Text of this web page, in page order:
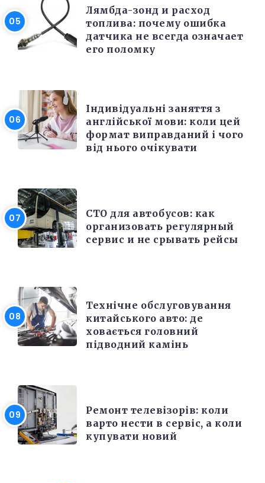
Лямбда-зонд и расход
топлива: почему ошибка
датчика не всегда означает
его поломку
Індивідуальні заняття з
англійської мови: коли цей
формат виправданий і чого
від нього очікувати
СТО для автобусов: как
организовать регулярный
сервис и не срывать рейсы
Технічне обслуговування
китайського авто: де
ховається головний
підводний камінь
Ремонт телевізорів: коли
варто нести в сервіс, а коли
купувати новий